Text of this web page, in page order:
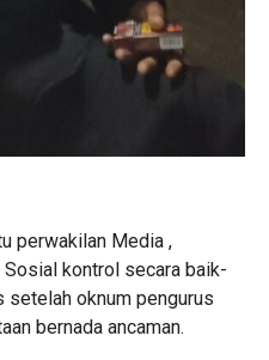
perwakilan Media ,
kontrol secara baik-
setelah oknum pengurus
bernada ancaman.